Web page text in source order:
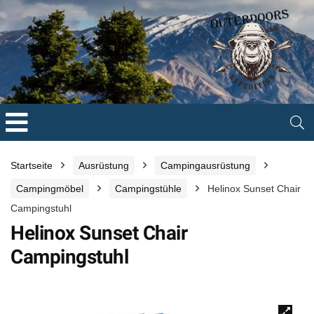
Startseite Ausrüstung Campingausrüstung
Campingmöbel Campingstühle
Helinox Sunset Chair
Campingstuhl
Helinox Sunset Chair
Campingstuhl